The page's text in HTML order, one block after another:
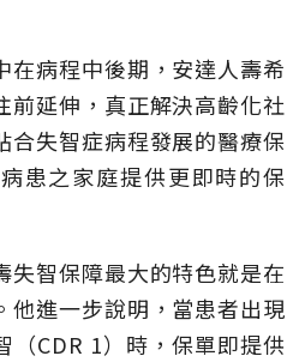
在病程中後期，安達人壽希
前延伸，真正解決高齡化社
合失智症病程發展的醫療保
患之家庭提供更即時的保
失智保障最大的特色就是在
他進一步說明，當患者出現
（CDR 1）時，保單即提供